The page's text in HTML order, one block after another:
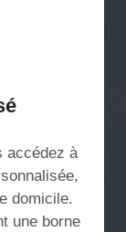
accédez à
domicile.
une borne